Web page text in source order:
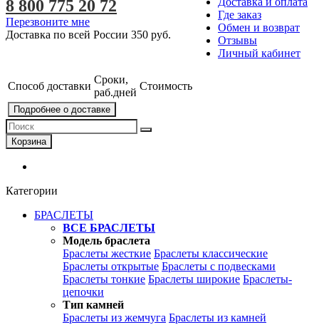
Где заказ
Обмен и возврат
Отзывы
Личный кабинет
8 800 775 20 72
Перезвоните мне
Доставка по всей России 350 руб.
Способ доставки
Сроки,
раб.дней
Стоимость
Подробнее о доставке
Корзина
Категории
БРАСЛЕТЫ
ВСЕ БРАСЛЕТЫ
Модель браслета
Браслеты жесткие Браслеты классические
Браслеты открытые Браслеты с подвесками
Браслеты тонкие Браслеты широкие Браслеты-
цепочки
Тип камней
Браслеты из жемчуга Браслеты из камней